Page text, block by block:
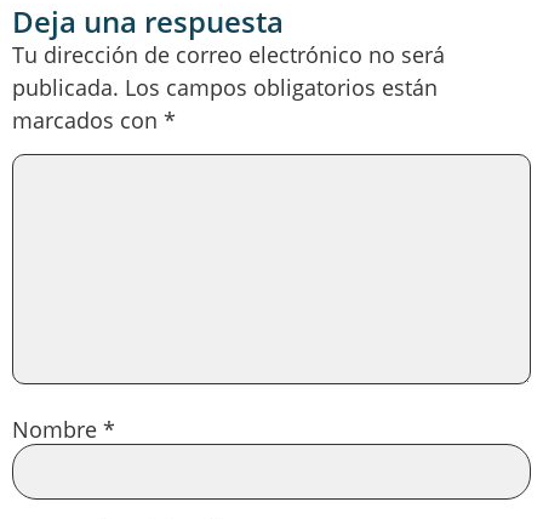
Deja una respuesta
Tu dirección de correo electrónico no será
publicada. Los campos obligatorios están
marcados con *
Nombre *